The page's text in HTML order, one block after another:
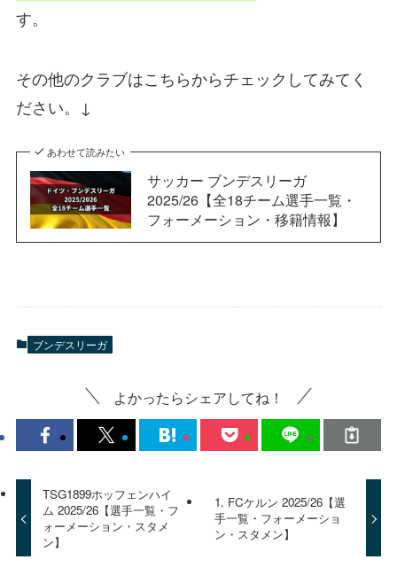
す。
その他のクラブはこちらからチェックしてみてく
ださい。↓
あわせて読みたい
サッカー ブンデスリーガ
2025/26【全18チーム選手一覧・
フォーメーション・移籍情報】
ブンデスリーガ
よかったらシェアしてね！
TSG1899ホッフェンハイ
ム 2025/26【選手一覧・フ
ォーメーション・スタメ
ン】
1. FCケルン 2025/26【選
手一覧・フォーメーショ
ン・スタメン】